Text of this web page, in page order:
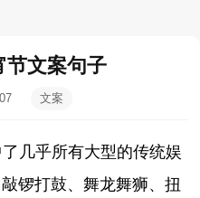
节文案句子
文案
几乎所有大型的传统娱
锣打鼓、舞龙舞狮、扭